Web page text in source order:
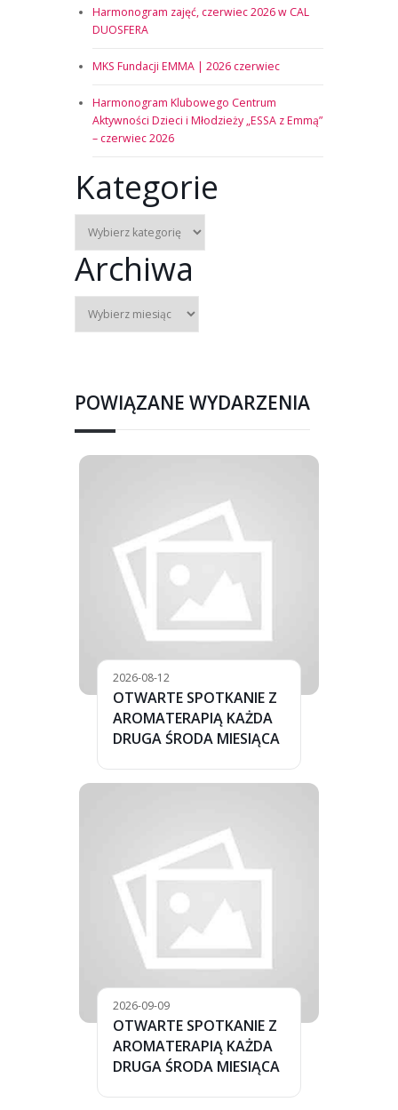
Harmonogram zajęć, czerwiec 2026 w CAL
DUOSFERA
MKS Fundacji EMMA | 2026 czerwiec
Harmonogram Klubowego Centrum
Aktywności Dzieci i Młodzieży „ESSA z Emmą”
– czerwiec 2026
Kategorie
Archiwa
POWIĄZANE WYDARZENIA
2026-08-12
OTWARTE SPOTKANIE Z
AROMATERAPIĄ KAŻDA
DRUGA ŚRODA MIESIĄCA
2026-09-09
OTWARTE SPOTKANIE Z
AROMATERAPIĄ KAŻDA
DRUGA ŚRODA MIESIĄCA